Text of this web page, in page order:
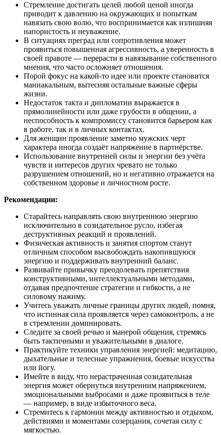
Стремление достигать целей любой ценой иногда
приводит к давлению на окружающих и попыткам
навязать свою волю, что воспринимается как излишняя
напористость и неуважение.
В ситуациях преград или сопротивления может
проявиться повышенная агрессивность, а уверенность в
своей правоте — перерасти в навязывание собственного
мнения, что часто осложняет отношения.
Порой фокус на какой-то идее или проекте становится
маниакальным, вытесняя остальные важные сферы
жизни.
Недостаток такта и дипломатии выражается в
прямолинейности или даже грубости в общении, а
неспособность к компромиссу становится барьером как
в работе, так и в личных контактах.
Для женщин проявление заметно мужских черт
характера иногда создаёт напряжение в партнёрстве.
Использование внутренней силы и энергии без учёта
чувств и интересов других чревато не только
разрушением отношений, но и негативно отражается на
собственном здоровье и личностном росте.
Рекомендации:
Старайтесь направлять свою внутреннюю энергию
исключительно в созидательное русло, избегая
деструктивных реакций и проявлений.
Физическая активность и занятия спортом станут
отличным способом высвобождать накопившуюся
энергию и поддерживать внутренний баланс.
Развивайте привычку преодолевать препятствия
конструктивными, интеллектуальными методами,
отдавая предпочтение стратегии и гибкости, а не
силовому нажиму.
Учитесь уважать личные границы других людей, помня,
что истинная сила проявляется через самоконтроль, а не
в стремлении доминировать.
Следите за своей речью и манерой общения, стремясь
быть тактичными и уважительными в диалоге.
Практикуйте техники управления энергией: медитацию,
дыхательные и телесные упражнения, боевые искусства
или йогу.
Имейте в виду, что нерастраченная созидательная
энергия может обернуться внутренним напряжением,
эмоциональными выбросами и даже проявиться в теле
— например, в виде избыточного веса.
Стремитесь к гармонии между активностью и отдыхом,
действиями и моментами созерцания, сочетая силу с
мягкостью.